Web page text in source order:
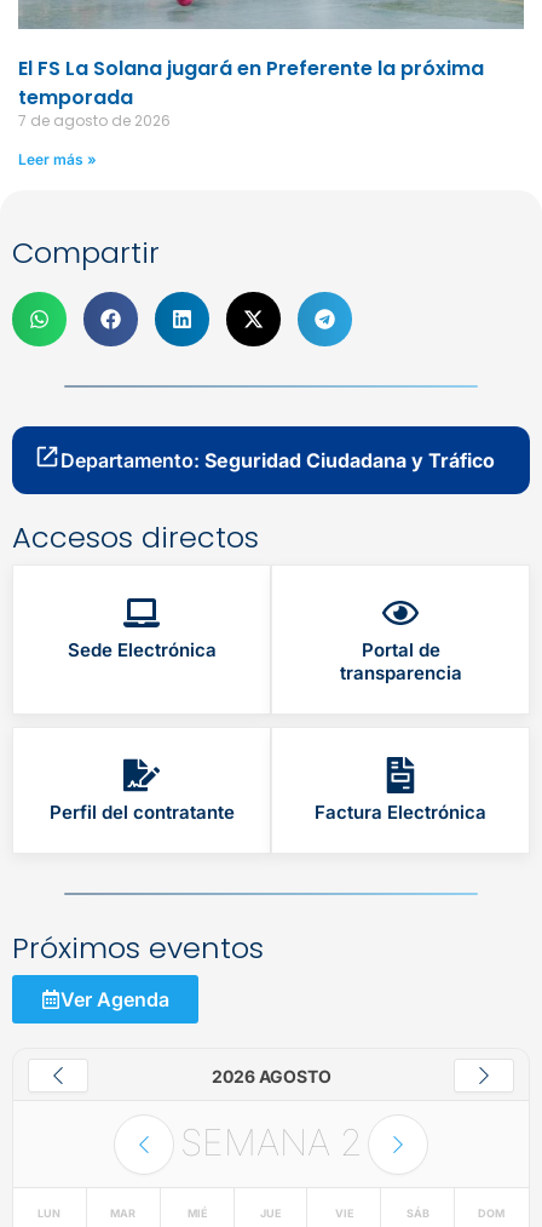
El FS La Solana jugará en Preferente la próxima
temporada
7 de agosto de 2026
Leer más »
Compartir
Departamento: Seguridad Ciudadana y Tráfico
Accesos directos
Sede Electrónica
Portal de
transparencia
Perfil del contratante Factura Electrónica
Próximos eventos
Ver Agenda
2026 AGOSTO
SEMANA 2
LUN MAR MIÉ JUE VIE SÁB DOM